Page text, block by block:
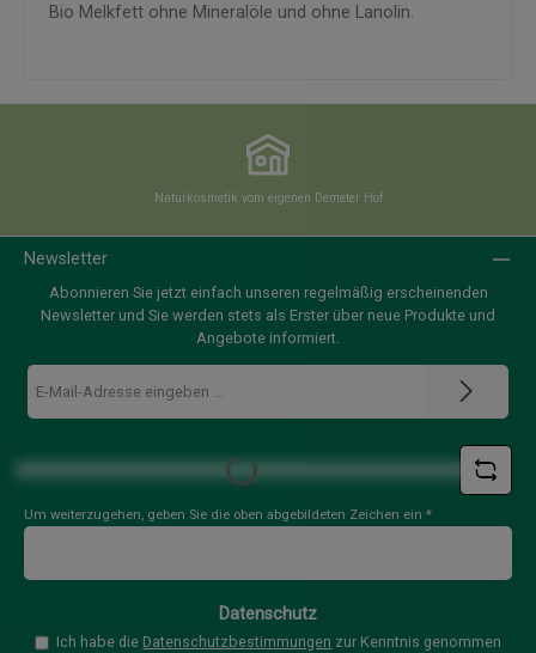
Bio Melkfett ohne Mineralöle und ohne Lanolin.
Naturkosmetik vom eigenen Demeter Hof
Newsletter
Abonnieren Sie jetzt einfach unseren regelmäßig erscheinenden
Newsletter und Sie werden stets als Erster über neue Produkte und
Angebote informiert.
E-
Mail-
Adresse
Loading...
Um weiterzugehen, geben Sie die oben abgebildeten Zeichen ein *
Datenschutz
Ich habe die Datenschutzbestimmungen zur Kenntnis genommen